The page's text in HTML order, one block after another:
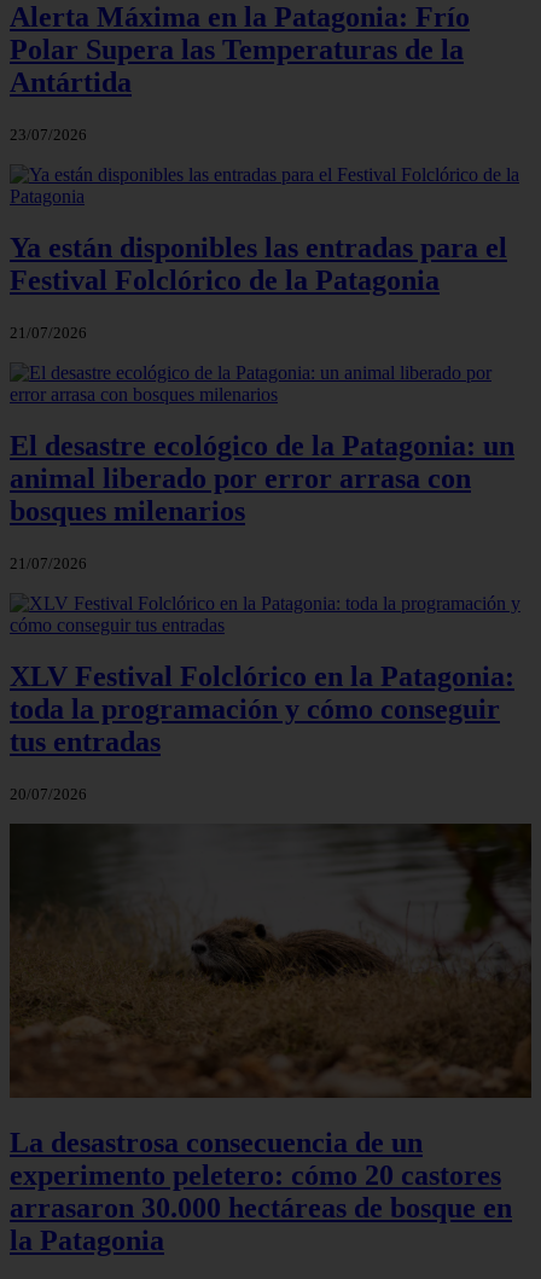
Alerta Máxima en la Patagonia: Frío
Polar Supera las Temperaturas de la
Antártida
23/07/2026
Ya están disponibles las entradas para el
Festival Folclórico de la Patagonia
21/07/2026
El desastre ecológico de la Patagonia: un
animal liberado por error arrasa con
bosques milenarios
21/07/2026
XLV Festival Folclórico en la Patagonia:
toda la programación y cómo conseguir
tus entradas
20/07/2026
La desastrosa consecuencia de un
experimento peletero: cómo 20 castores
arrasaron 30.000 hectáreas de bosque en
la Patagonia